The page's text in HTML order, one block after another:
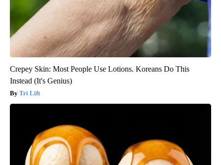
Crepey Skin: Most People Use Lotions. Koreans Do This
Instead (It's Genius)
Tri Lift